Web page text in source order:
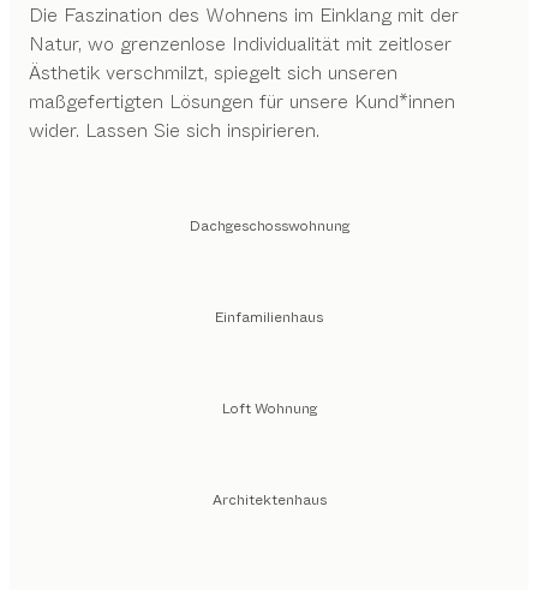
Die Faszination des Wohnens im Einklang mit der
Natur, wo grenzenlose Individualität mit zeitloser
Ästhetik verschmilzt, spiegelt sich unseren
maßgefertigten Lösungen für unsere Kund*innen
wider. Lassen Sie sich inspirieren.
Dachgeschosswohnung
Einfamilienhaus
Loft Wohnung
Architektenhaus